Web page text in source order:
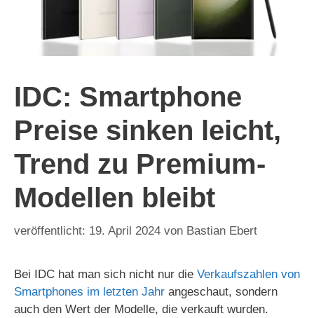
IDC: Smartphone
Preise sinken leicht,
Trend zu Premium-
Modellen bleibt
19. April 2024 von Bastian Ebert
Bei IDC hat man sich nicht nur die Verkaufszahlen von
Smartphones im letzten Jahr angeschaut, sondern
auch den Wert der Modelle, die verkauft wurden.